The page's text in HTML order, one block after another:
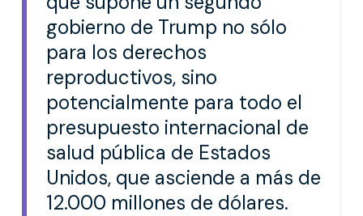
gobierno de Trump no sólo
para los derechos
reproductivos, sino
potencialmente para todo el
presupuesto internacional de
salud pública de Estados
Unidos, que asciende a más de
12.000 millones de dólares.